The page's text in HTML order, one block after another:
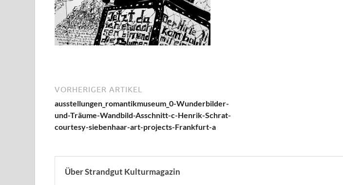
VORHERIGER ARTIKEL
ausstellungen_romantikmuseum_0-Wunderbilder-
und-Träume-Wandbild-Asschnitt-c-Henrik-Schrat-
courtesy-siebenhaar-art-projects-Frankfurt-a
Über Strandgut Kulturmagazin